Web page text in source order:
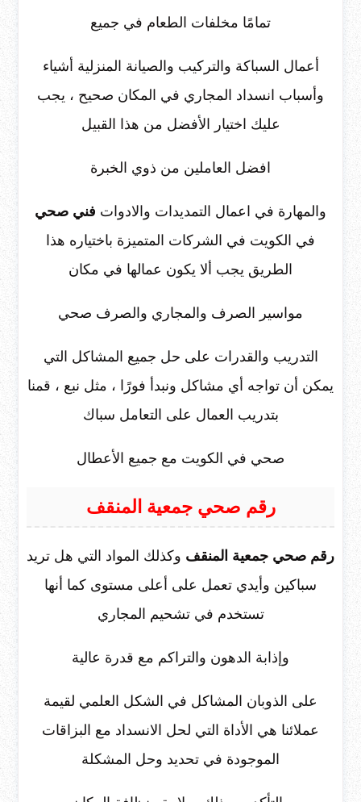
تمامًا مخلفات الطعام في جميع
أعمال السباكة والتركيب والصيانة المنزلية أشياء
وأسباب انسداد المجاري في المكان صحيح ، يجب
عليك اختيار الأفضل من هذا القبيل
افضل العاملين من ذوي الخبرة
والمهارة في اعمال التمديدات والادوات فني صحي
في الكويت في الشركات المتميزة باختياره هذا
الطريق يجب ألا يكون عمالها في مكان
مواسير الصرف والمجاري والصرف صحي
التدريب والقدرات على حل جميع المشاكل التي
يمكن أن تواجه أي مشاكل ونبدأ فورًا ، مثل نبع ، قمنا
بتدريب العمال على التعامل سباك
صحي في الكويت مع جميع الأعطال
رقم صحي جمعية المنقف
رقم صحي جمعية المنقف وكذلك المواد التي هل تريد
سباكين وأيدي تعمل على أعلى مستوى كما أنها
تستخدم في تشحيم المجاري
وإذابة الدهون والتراكم مع قدرة عالية
على الذوبان المشاكل في الشكل العلمي لقيمة
عملائنا هي الأداة التي لحل الانسداد مع البزاقات
الموجودة في تحديد وحل المشكلة